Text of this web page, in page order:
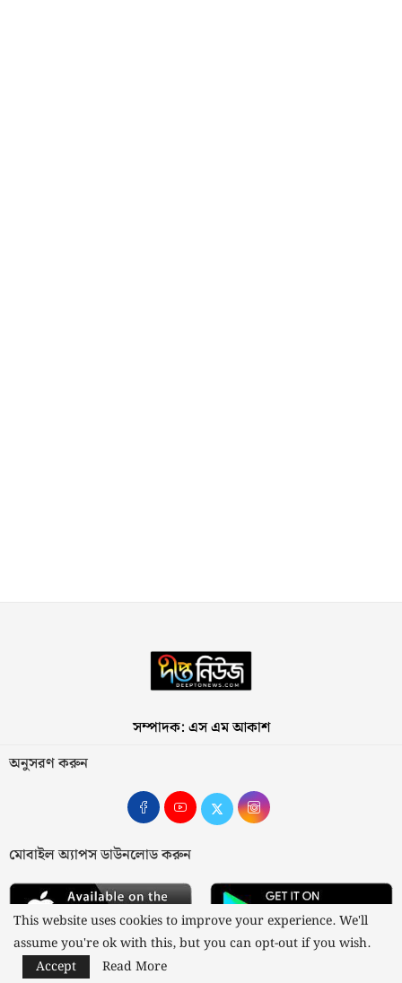
সম্পাদক: এস এম আকাশ
অনুসরণ করুন
মোবাইল অ্যাপস ডাউনলোড করুন
This website uses cookies to improve your experience. We'll
assume you're ok with this, but you can opt-out if you wish.
Accept
Read More